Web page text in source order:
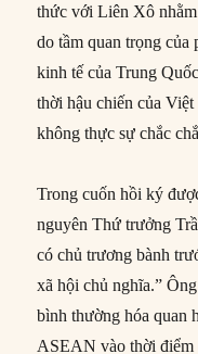
thức với Liên Xô
do tầm quan trọng của
kinh tế của Trung
thời hậu chiến của
không thực sự chắc
Trong cuốn hồi ký
nguyên Thứ trưởng
có chủ trương bành
xã hội chủ nghĩa.”
bình thường hóa quan
ASEAN vào thời điểm